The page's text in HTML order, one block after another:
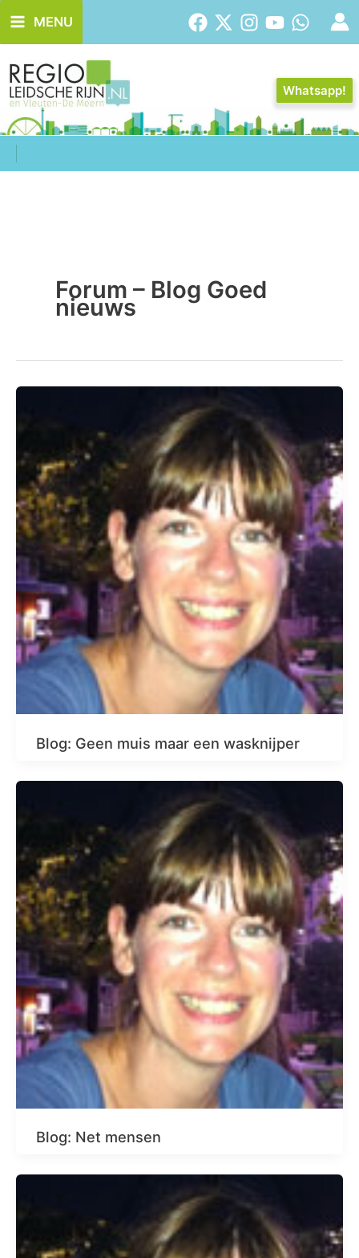
naar
de
inhoud
MENU
Whatsapp!
Forum – Blog Goed
nieuws
Blog: Geen muis maar een wasknijper
Blog: Net mensen